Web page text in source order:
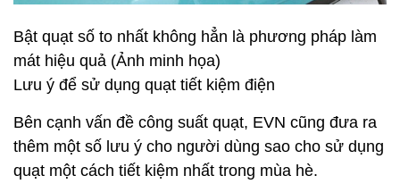
Bật quạt số to nhất không hẳn là phương pháp làm
mát hiệu quả (Ảnh minh họa)
Lưu ý để sử dụng quạt tiết kiệm điện
Bên cạnh vấn đề công suất quạt, EVN cũng đưa ra
thêm một số lưu ý cho người dùng sao cho sử dụng
quạt một cách tiết kiệm nhất trong mùa hè.